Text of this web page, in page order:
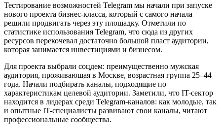
Тестирование возможностей Telegram мы начали при запуске
нового проекта бизнес-класса, который с самого начала
решили продвигать через эту площадку. Отметили по
статистике использования Telegram, что сюда из других
ресурсов перекочевал достаточно большой пласт аудитории,
которая занимается инвестициями и бизнесом.
Для проекта выбрали соцдем: преимущественно мужская
аудитория, проживающая в Москве, возрастная группа 25–44
года. Начали подбирать каналы, подходящие по
характеристикам целевой аудитории. Заметили, что IT-сектор
находится в лидерах среди Telegram-каналов: как молодые, так
и опытные IT-специалисты развивают свои каналы, читают
профессиональные сообщества.